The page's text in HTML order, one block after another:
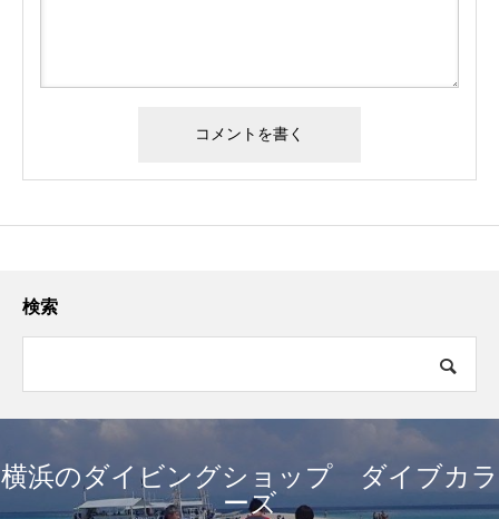
検索
横浜のダイビングショップ ダイブカラ
ーズ